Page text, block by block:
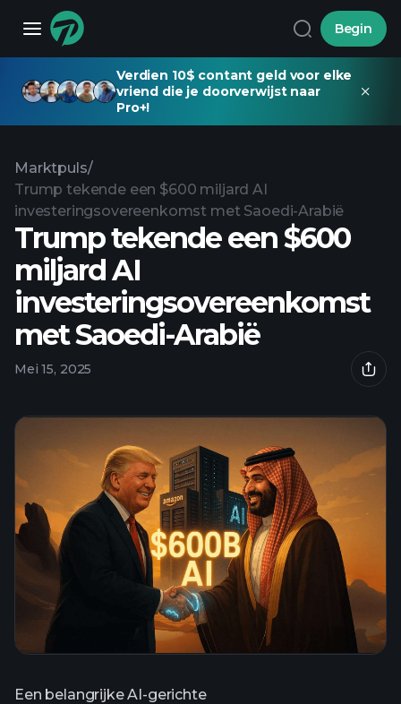
Begin
Verdien 10$ contant geld voor elke
vriend die je doorverwijst naar
Pro+!
Marktpuls/
Trump tekende een $600 miljard AI
investeringsovereenkomst met Saoedi-Arabië
Trump tekende een $600
miljard AI
investeringsovereenkomst
met Saoedi-Arabië
Mei 15, 2025
Een belangrijke AI-gerichte